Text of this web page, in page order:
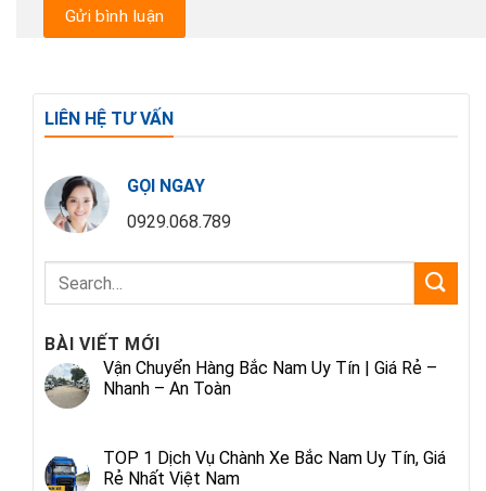
LIÊN HỆ TƯ VẤN
GỌI NGAY
0929.068.789
BÀI VIẾT MỚI
Vận Chuyển Hàng Bắc Nam Uy Tín | Giá Rẻ –
Nhanh – An Toàn
TOP 1 Dịch Vụ Chành Xe Bắc Nam Uy Tín, Giá
Rẻ Nhất Việt Nam